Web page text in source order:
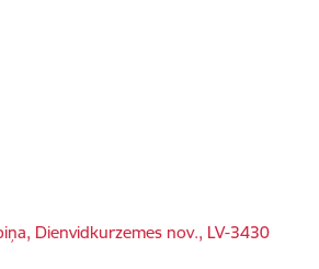
Dienvidkurzemes nov., LV-3430